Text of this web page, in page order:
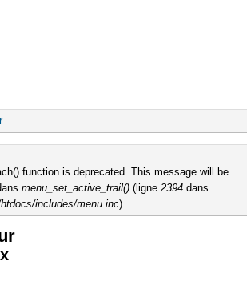
function is deprecated. This message will be
menu_set_active_trail()(ligne 2394dans
includes/menu.inc).